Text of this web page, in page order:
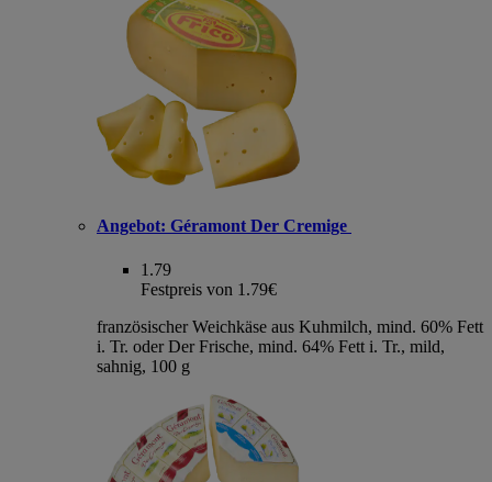
Angebot: Géramont Der Cremige
1.79
Festpreis von 1.79€
französischer Weichkäse aus Kuhmilch, mind. 60% Fett
i. Tr. oder Der Frische, mind. 64% Fett i. Tr., mild,
sahnig, 100 g